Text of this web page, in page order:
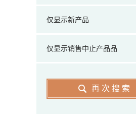
仅显示新产品
仅显示销售中止产品品
再次搜索